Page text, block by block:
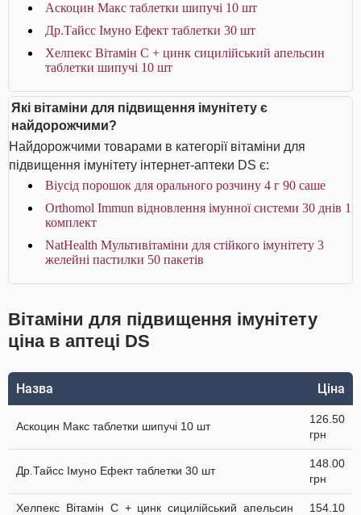
Аскоцин Макс таблетки шипучі 10 шт
Др.Тайсс Імуно Ефект таблетки 30 шт
Хелпекс Вітамін С + цинк сицилійський апельсин
таблетки шипучі 10 шт
Які вітаміни для підвищення імунітету є
найдорожчими?
Найдорожчими товарами в категорії вітаміни для
підвищення імунітету інтернет-аптеки DS є:
Віусід порошок для орального розчину 4 г 90 саше
Orthomol Immun відновлення імунної системи 30 днів 1
комплект
NatHealth Мультивітаміни для стійкого імунітету 3
желейні пастилки 50 пакетів
Вітаміни для підвищення імунітету
ціна в аптеці DS
Назва Ціна
Аскоцин Макс таблетки шипучі 10 шт
126.50
грн
Др.Тайсс Імуно Ефект таблетки 30 шт
148.00
грн
Хелпекс Вітамін С + цинк сицилійський апельсин
154.10